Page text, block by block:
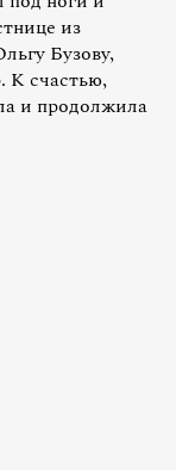
из
Бузову,
К счастью,
и продолжила